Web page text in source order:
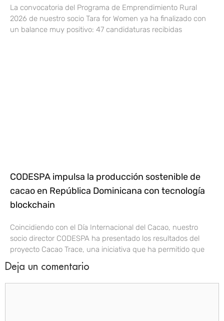
La convocatoria del Programa de Emprendimiento Rural
2026 de nuestro socio Tara for Women ya ha finalizado con
un balance muy positivo: 47 candidaturas recibidas
CODESPA impulsa la producción sostenible de
cacao en República Dominicana con tecnología
blockchain
Coincidiendo con el Día Internacional del Cacao, nuestro
socio director CODESPA ha presentado los resultados del
proyecto Cacao Trace, una iniciativa que ha permitido que
Deja un comentario